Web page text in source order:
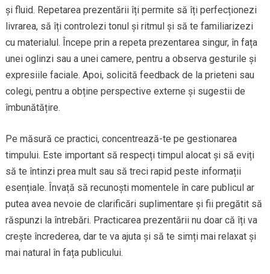
și fluid. Repetarea prezentării îți permite să îți perfecționezi
livrarea, să îți controlezi tonul și ritmul și să te familiarizezi
cu materialul. Începe prin a repeta prezentarea singur, în fața
unei oglinzi sau a unei camere, pentru a observa gesturile și
expresiile faciale. Apoi, solicită feedback de la prieteni sau
colegi, pentru a obține perspective externe și sugestii de
îmbunătățire.
Pe măsură ce practici, concentrează-te pe gestionarea
timpului. Este important să respecți timpul alocat și să eviți
să te întinzi prea mult sau să treci rapid peste informații
esențiale. Învață să recunoști momentele în care publicul ar
putea avea nevoie de clarificări suplimentare și fii pregătit să
răspunzi la întrebări. Practicarea prezentării nu doar că îți va
crește încrederea, dar te va ajuta și să te simți mai relaxat și
mai natural în fața publicului.